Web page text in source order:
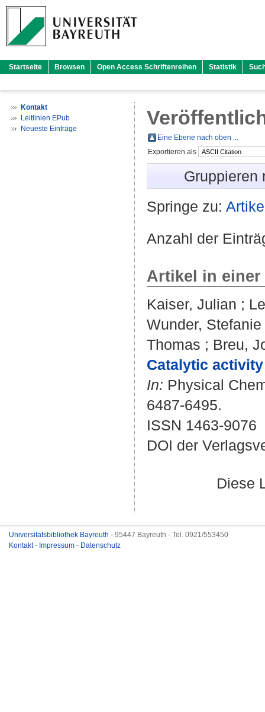
Startseite Browsen Open Access Schriftenreihen Statistik
Kontakt
Leitlinien EPub
Neueste Einträge
Eine Ebene nach oben ...
Exportieren als
Gruppieren
Springe zu:
Anzahl der
Artikel in
Kaiser, Julian ;
Wunder, Stefanie
Thomas ; Breu,
Catalytic
In: Physical
6487-6495.
ISSN 1463-9076
DOI der
Diese
Universitätsbibliothek Bayreuth - 95447 Bayreuth - Tel. 0921/553450
Kontakt- Impressum - Datenschutz